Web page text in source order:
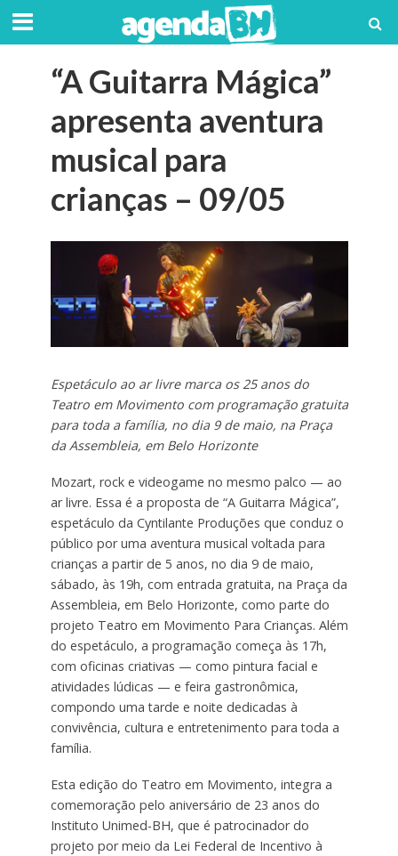
“A Guitarra Mágica”
apresenta aventura
musical para
crianças – 09/05
Espetáculo ao ar livre marca os 25 anos do
Teatro em Movimento com programação gratuita
para toda a família, no dia 9 de maio, na Praça
da Assembleia, em Belo Horizonte
Mozart, rock e videogame no mesmo palco — ao
ar livre. Essa é a proposta de “A Guitarra Mágica”,
espetáculo da Cyntilante Produções que conduz o
público por uma aventura musical voltada para
crianças a partir de 5 anos, no dia 9 de maio,
sábado, às 19h, com entrada gratuita, na Praça da
Assembleia, em Belo Horizonte, como parte do
projeto Teatro em Movimento Para Crianças. Além
do espetáculo, a programação começa às 17h,
com oficinas criativas — como pintura facial e
atividades lúdicas — e feira gastronômica,
compondo uma tarde e noite dedicadas à
convivência, cultura e entretenimento para toda a
família.
Esta edição do Teatro em Movimento, integra a
comemoração pelo aniversário de 23 anos do
Instituto Unimed-BH, que é patrocinador do
projeto por meio da Lei Federal de Incentivo à